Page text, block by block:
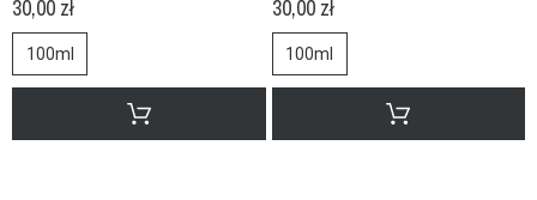
30,00 zł
100ml
30,00 zł
100ml